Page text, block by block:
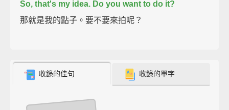
So, that's my idea. Do you want to do it?
那就是我的點子。要不要來拍呢？
收錄的佳句 收錄的單字